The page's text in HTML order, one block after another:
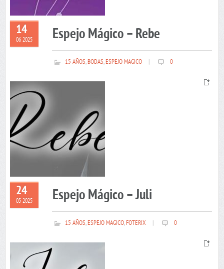
14
06 2025 Espejo Mágico – Rebe
15 AÑOS,BODAS,ESPEJO MAGICO 0
24
05 2025 Espejo Mágico – Juli
15 AÑOS,ESPEJO MAGICO,FOTERIX 0